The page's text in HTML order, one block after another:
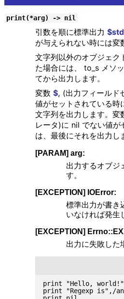
print(*arg) -> nil
引数を順に標準出力
が与えられない時には変
文字列以外のオブジェク
た場合には、 to_s メソ
てから出力します。
変数 $, (出力フィールド
値がセットされている時
文字列を出力します。変
レータ)に nil でない値が
は、最後にそれを出力し
[PARAM] arg:
出力するオブジ
す。
[EXCEPTION] IOError:
標準出力が書き
いなければ発生
[EXCEPTION]
出力に失敗した
print "Hello, world!"
print "Regexp is",/